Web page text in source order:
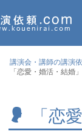
講演会・講師の講演
「恋愛・婚活・結婚
「恋